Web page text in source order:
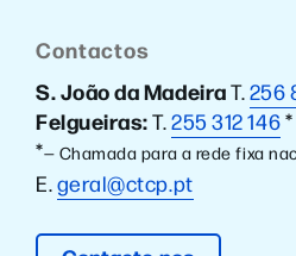
Contactos
S. João da MadeiraT. 256
Felgueiras:T.255 312 146*
*— Chamada para a rede fixa
E. geral@ctcp.pt